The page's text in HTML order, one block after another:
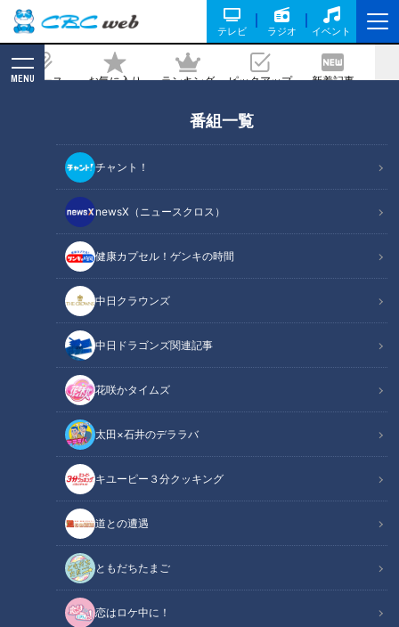
テレビ ラジオ イベント
ニュース お気に入り ランキング ピックアップ 新着記事
MENU
番組一覧
チャント！
newsX（ニュースクロス）
健康カプセル！ゲンキの時間
中日クラウンズ
中日ドラゴンズ関連記事
花咲かタイムズ
太田×石井のデララバ
キユーピー３分クッキング
道との遭遇
ともだちたまご
恋はロケ中に！
真心こもった日本生まれ
記事に戻る
「最近の点字ブロック」提供：（一財）安全交通試験研究センター
この記事の画像